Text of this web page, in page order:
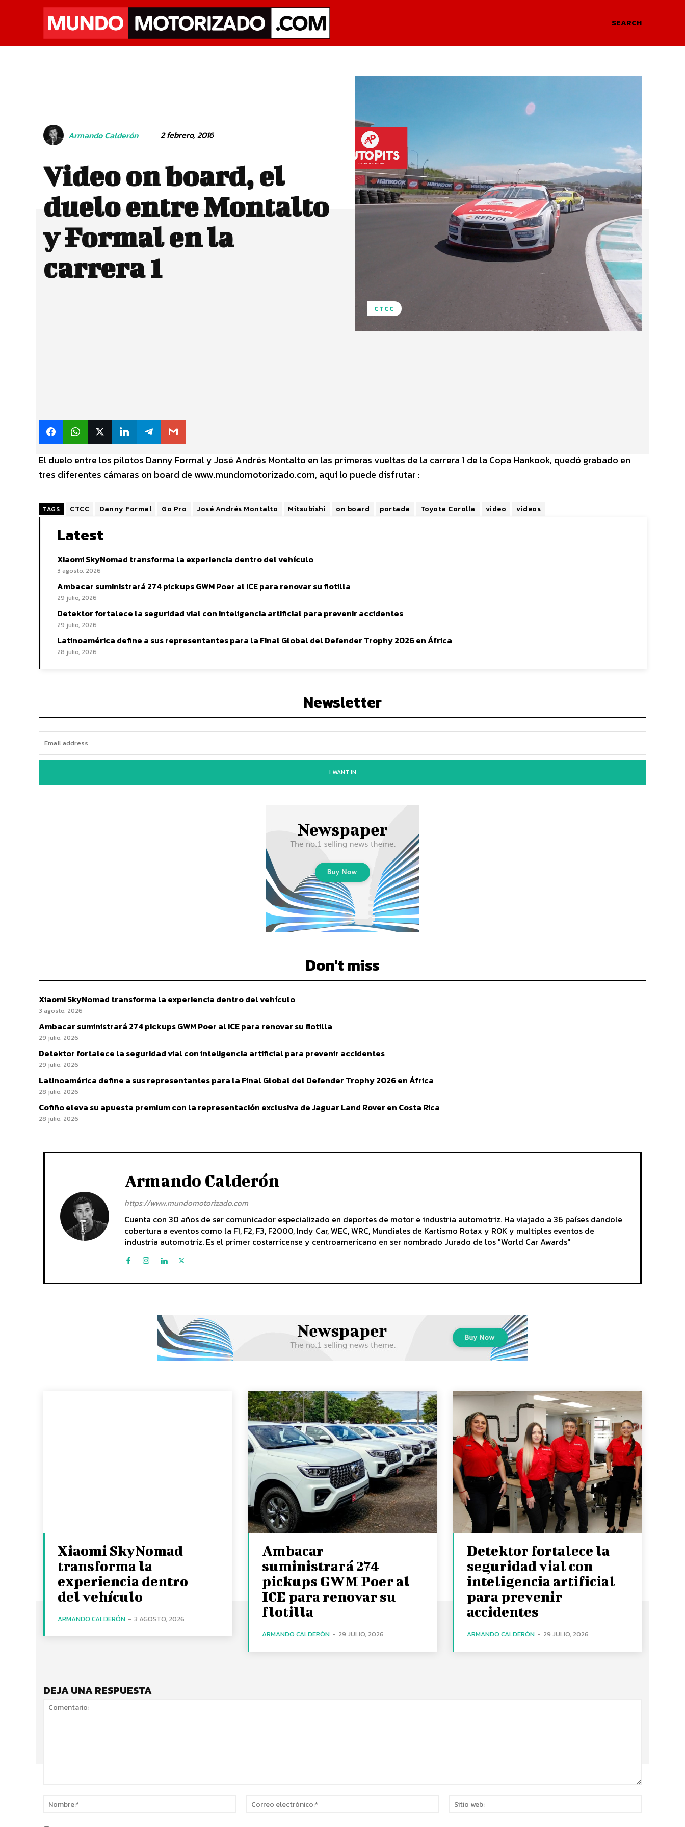
SEARCH
Armando Calderón 2 febrero, 2016
Video on board, el
duelo entre Montalto
y Formal en la
carrera 1
CTCC
El duelo entre los pilotos Danny Formal y José Andrés Montalto en las primeras vueltas de la carrera 1 de la Copa Hankook, quedó grabado en
tres diferentes cámaras on board de www.mundomotorizado.com, aquí lo puede disfrutar :
TAGS CTCC Danny Formal Go Pro José Andrés Montalto Mitsubishi on board portada Toyota Corolla video videos
Latest
Xiaomi SkyNomad transforma la experiencia dentro del vehículo
3 agosto, 2026
Ambacar suministrará 274 pickups GWM Poer al ICE para renovar su flotilla
29 julio, 2026
Detektor fortalece la seguridad vial con inteligencia artificial para prevenir accidentes
29 julio, 2026
Latinoamérica define a sus representantes para la Final Global del Defender Trophy 2026 en África
28 julio, 2026
Newsletter
I WANT IN
Don't miss
Xiaomi SkyNomad transforma la experiencia dentro del vehículo
3 agosto, 2026
Ambacar suministrará 274 pickups GWM Poer al ICE para renovar su flotilla
29 julio, 2026
Detektor fortalece la seguridad vial con inteligencia artificial para prevenir accidentes
29 julio, 2026
Latinoamérica define a sus representantes para la Final Global del Defender Trophy 2026 en África
28 julio, 2026
Cofiño eleva su apuesta premium con la representación exclusiva de Jaguar Land Rover en Costa Rica
28 julio, 2026
Armando Calderón
https://www.mundomotorizado.com
Cuenta con 30 años de ser comunicador especializado en deportes de motor e industria automotriz. Ha viajado a 36 países dandole
cobertura a eventos como la F1, F2, F3, F2000, Indy Car, WEC, WRC, Mundiales de Kartismo Rotax y ROK y multiples eventos de
industria automotriz. Es el primer costarricense y centroamericano en ser nombrado Jurado de los "World Car Awards"
Xiaomi SkyNomad
transforma la
experiencia dentro
del vehículo
ARMANDO CALDERÓN - 3 AGOSTO, 2026
Ambacar
suministrará 274
pickups GWM Poer al
ICE para renovar su
flotilla
ARMANDO CALDERÓN - 29 JULIO, 2026
Detektor fortalece la
seguridad vial con
inteligencia artificial
para prevenir
accidentes
ARMANDO CALDERÓN - 29 JULIO, 2026
DEJA UNA RESPUESTA
Nombre:*
Correo